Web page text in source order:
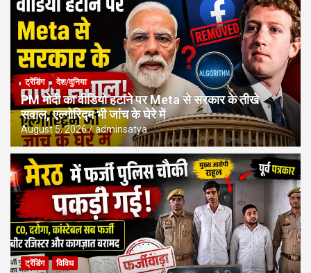
ट्रेंडिंग देश/दुनिया
PM मोदी का वीडियो हटाने पर Meta से सरकार के तीखे
सवाल, एल्गोरिद्म भी जांच के घेरे में
August 5, 2026 adminsatya
ट्रेंडिंग विविध